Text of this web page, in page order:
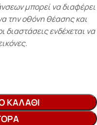
μπορεί να διαφέρει
την οθόνη θέασης και
διαστάσεις ενδέχεται να
ΚΑΛΆΘΙ